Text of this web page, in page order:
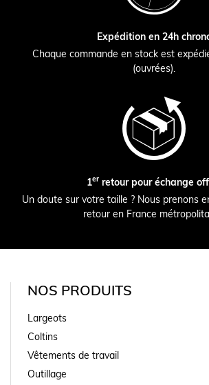
Expédition en 24h
Chaque commande en stock est
(ouvrées).
1erretour pour échange
Un doute sur votre taille ? Nous prenons
retour en France
NOS PRODUITS
Largeots
Coltins
Vêtements de travail
Outillage